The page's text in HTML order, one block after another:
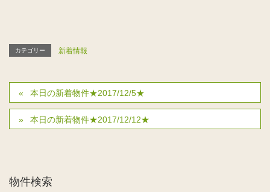
カテゴリー 新着情報
本日の新着物件★2017/12/5★
本日の新着物件★2017/12/12★
物件検索